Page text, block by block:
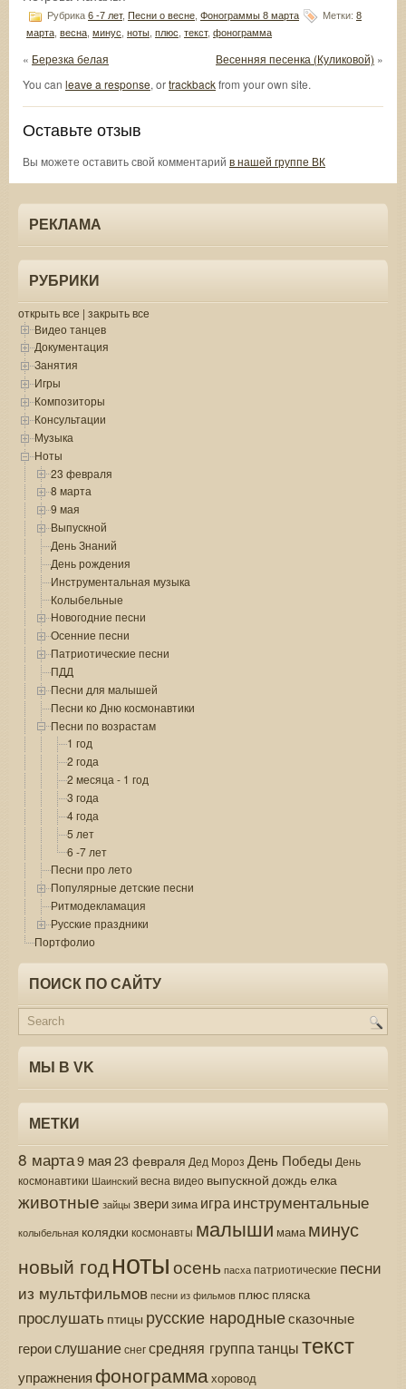
Рубрика 6 -7 лет, Песни о весне Фонограммы 8 марта Метки: 8
марта весна минус ноты плюс текст, фонограмма
« Березка белая Весенняя песенка (Куликовой) »
You can leave a response, ortrackbackfrom your own site.
Оставьте отзыв
Вы можете оставить свой комментарий в нашей группе ВК
РЕКЛАМА
РУБРИКИ
открыть все | закрыть все
Видео танцев
Документация
Занятия
Игры
Композиторы
Консультации
Музыка
Ноты
23 февраля
8 марта
9 мая
Выпускной
День Знаний
День рождения
Инструментальная музыка
Колыбельные
Новогодние песни
Осенние песни
Патриотические песни
ПДД
Песни для малышей
Песни ко Дню космонавтики
Песни по возрастам
1 год
2 года
2 месяца - 1 год
3 года
4 года
5 лет
6 -7 лет
Песни про лето
Популярные детские песни
Ритмодекламация
Русские праздники
Портфолио
ПОИСК ПО САЙТУ
МЫ В VK
МЕТКИ
8 марта9 мая 23 февраля Дед Мороз День Победы День
космонавтики Шаинскийвесна видео выпускной дождь елка
животные зайцы зверизима играинструментальные
колыбельная колядки космонавты малыши мама минус
новый годнотыосень пасха патриотические песни
из мультфильмов песни из фильмов плюс пляска
прослушать птицы русские народныесказочные
героислушаниеснегсредняя группатанцытекст
упражнения фонограммахоровод